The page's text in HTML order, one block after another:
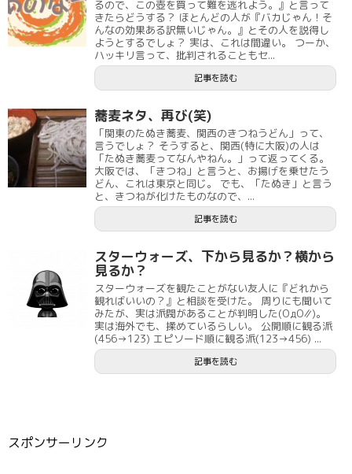
るので、この壺を買って難を逃れよう。』と言って
きたらどうする？ ほとんどの人が『バカじゃん！そ
んなの効果ある訳無いじゃん。』とその人を説得し
ようとするでしょ？ 実は、これは間違い。 つーか、
ハッキリ言って、批判されることもセ...
記事を読む
蕎麦ネタ、再び(笑)
「関東のたぬき蕎麦、関西のきつねうどん」って、
言うでしょ？ そうすると、関西(特に大阪)の人は
「たぬき蕎麦ってなんやねん。」って返ってくる。
大阪では、「きつね」と言うと、お揚げを乗せたう
どん、これは東京と同じ。 でも、「たぬき」と言う
と、きつねが化けたものなので、...
記事を読む
スターウォーズ、下から見るか？横から
見るか？
スターウォーズを観たことがない友人に『どれから
観ればいいの？』と相談を受けた。 周りにも聞いて
みたが、実は派閥があることが判明した(ΟдΟ∥)。
実は海外でも、揉めているらしい。 公開順に観る派
(456→123) エピソード順に観る派(123→456) ...
記事を読む
スポンサーリンク